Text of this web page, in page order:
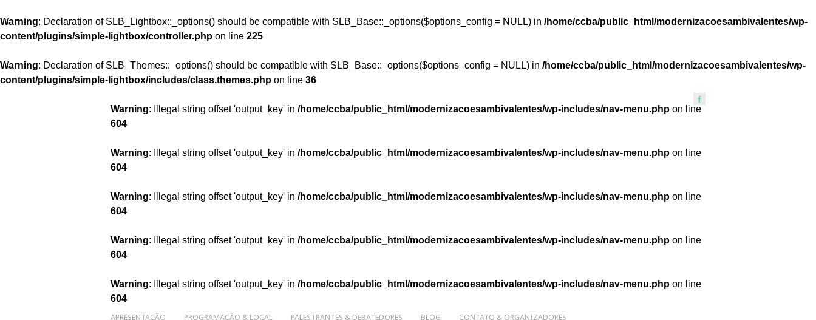
Warning: Declaration of SLB_Lightbox::_options() should be compatible with SLB_Base::_options($options_config = NULL) in /home/ccba/public_html/modernizacoesambivalentes/wp-
content/plugins/simple-lightbox/controller.php on line 225
Warning: Declaration of SLB_Themes::_options() should be compatible with SLB_Base::_options($options_config = NULL) in /home/ccba/public_html/modernizacoesambivalentes/wp-
content/plugins/simple-lightbox/includes/class.themes.php on line 36
Warning: Illegal string offset 'output_key' in /home/ccba/public_html/modernizacoesambivalentes/wp-includes/nav-menu.php on line
604
Warning: Illegal string offset 'output_key' in /home/ccba/public_html/modernizacoesambivalentes/wp-includes/nav-menu.php on line
604
Warning: Illegal string offset 'output_key' in /home/ccba/public_html/modernizacoesambivalentes/wp-includes/nav-menu.php on line
604
Warning: Illegal string offset 'output_key' in /home/ccba/public_html/modernizacoesambivalentes/wp-includes/nav-menu.php on line
604
Warning: Illegal string offset 'output_key' in /home/ccba/public_html/modernizacoesambivalentes/wp-includes/nav-menu.php on line
604
APRESENTAÇÃO PROGRAMAÇÃO & LOCAL PALESTRANTES & DEBATEDORES BLOG CONTATO & ORGANIZADORES